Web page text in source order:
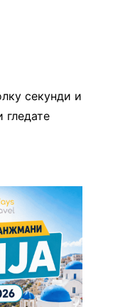
секунди и
гледате